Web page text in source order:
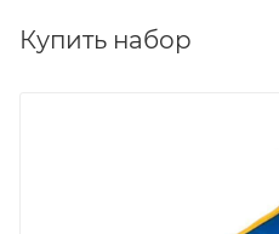
Купить набор